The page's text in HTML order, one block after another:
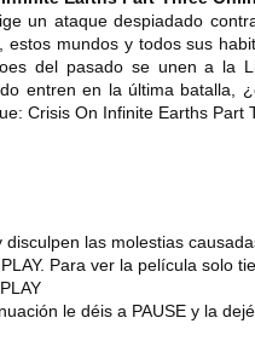
un ataque despiadado
estos mundos y todos sus
del pasado se unen a la
entren en la última batalla,
Crisis On Infinite Earths Part
las molestias
Para ver la película solo
le déis a PAUSE y la